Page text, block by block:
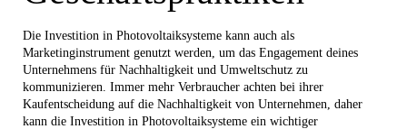
Die Investition in Photovoltaiksysteme kann auch als
Marketinginstrument genutzt werden, um das Engagement deines
Unternehmens für Nachhaltigkeit und Umweltschutz zu
kommunizieren. Immer mehr Verbraucher achten bei ihrer
Kaufentscheidung auf die Nachhaltigkeit von Unternehmen, daher
kann die Investition in Photovoltaiksysteme ein wichtiger